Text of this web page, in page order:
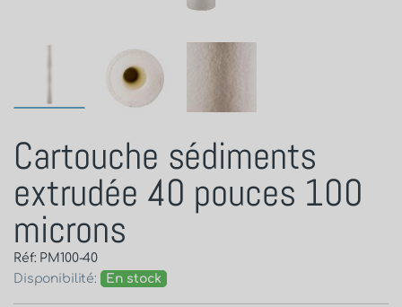
Cartouche sédiments
extrudée 40 pouces 100
microns
Réf: PM100-40
Disponibilité:
En stock